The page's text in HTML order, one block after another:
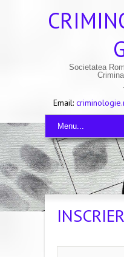
Societatea
Email:
Menu...